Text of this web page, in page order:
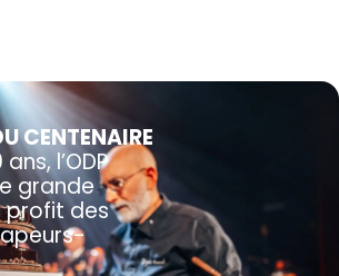
CENTENAIRE
l’ODP
grande
des